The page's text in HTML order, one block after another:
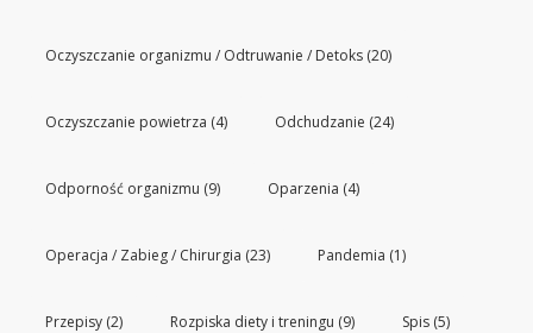
Oczyszczanie organizmu / Odtruwanie / Detoks (20)
Oczyszczanie powietrza (4) Odchudzanie (24)
Odporność organizmu (9) Oparzenia (4)
Operacja / Zabieg / Chirurgia (23) Pandemia (1)
Przepisy (2) Rozpiska diety i treningu (9) Spis (5)